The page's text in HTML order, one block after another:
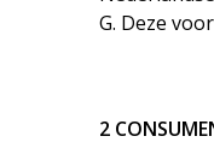
G. Deze
2